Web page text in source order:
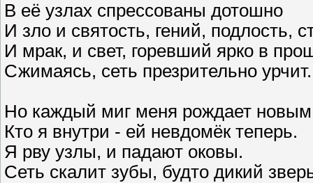
В её узлах спрессованы дотошно
И зло и святость, гений, подлость,
И мрак, и свет, горевший ярко в
Сжимаясь, сеть презрительно урчит.
Но каждый миг меня рождает
Кто я внутри - ей невдомёк теперь.
Я рву узлы, и падают оковы.
Сеть скалит зубы, будто дикий